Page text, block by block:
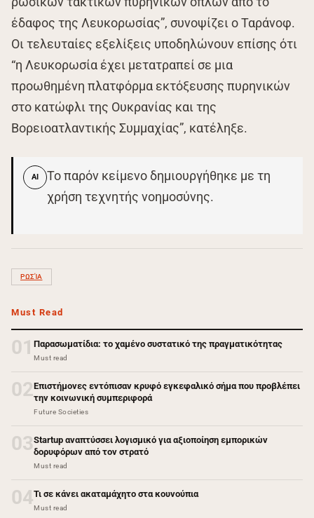
έδαφος της Λευκορωσίας”, συνοψίζει ο Ταράνοφ.
Οι τελευταίες εξελίξεις υποδηλώνουν επίσης ότι
“η Λευκορωσία έχει μετατραπεί σε μια
προωθημένη πλατφόρμα εκτόξευσης πυρηνικών
στο κατώφλι της Ουκρανίας και της
Βορειοατλαντικής Συμμαχίας”, κατέληξε.
AI
Το παρόν κείμενο δημιουργήθηκε με τη
χρήση τεχνητής νοημοσύνης.
ΡΩΣΊΑ
Must Read
01 Παρασωματίδια: το χαμένο συστατικό της πραγματικότητας
Must read
02Επιστήμονες εντόπισαν κρυφό εγκεφαλικό σήμα που προβλέπει
την κοινωνική συμπεριφορά
Future Societies
03Startup αναπτύσσει λογισμικό για αξιοποίηση εμπορικών
δορυφόρων από τον στρατό
Must read
04Τι σε κάνει ακαταμάχητο στα κουνούπια
Must read